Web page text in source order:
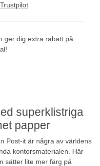
superklistriga
papper
Post-it är några av världens
kontorsmaterialen. Här
sätter lite mer färg på
ger dig extra rabatt på